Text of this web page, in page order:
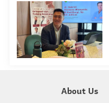
About Us